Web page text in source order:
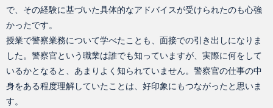
で、その経験に基づいた具体的なアドバイスが受けられたのも心強
かったです。
授業で警察業務について学べたことも、面接での引き出しになりま
した。警察官という職業は誰でも知っていますが、実際に何をして
いるかとなると、あまりよく知られていません。警察官の仕事の中
身をある程度理解していたことは、好印象にもつながったと思いま
す。